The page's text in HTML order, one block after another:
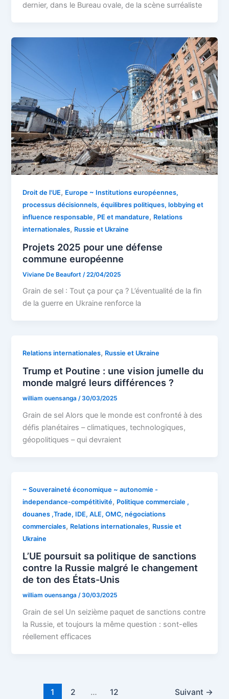
dernier, dans le Bureau ovale, de la scène surréaliste
Droit de l'UE, Europe ~ Institutions européennes,
processus décisionnels, équilibres politiques, lobbying et
influence responsable, PE et mandature, Relations
internationales, Russie et Ukraine
Projets 2025 pour une défense
commune européenne
Viviane De Beaufort /22/04/2025
Grain de sel : Tout ça pour ça ? L’éventualité de la fin
de la guerre en Ukraine renforce la
Relations internationales, Russie et Ukraine
Trump et Poutine : une vision jumelle du
monde malgré leurs différences ?
william ouensanga/30/03/2025
Grain de sel Alors que le monde est confronté à des
défis planétaires – climatiques, technologiques,
géopolitiques – qui devraient
~ Souveraineté économique ~ autonomie -
independance-compétitivité, Politique commerciale ,
douanes ,Trade, IDE, ALE, OMC, négociations
commerciales, Relations internationales, Russie et
Ukraine
L’UE poursuit sa politique de sanctions
contre la Russie malgré le changement
de ton des États-Unis
william ouensanga/30/03/2025
Grain de sel Un seizième paquet de sanctions contre
la Russie, et toujours la même question : sont-elles
réellement efficaces
1 2 … 12 Suivant →